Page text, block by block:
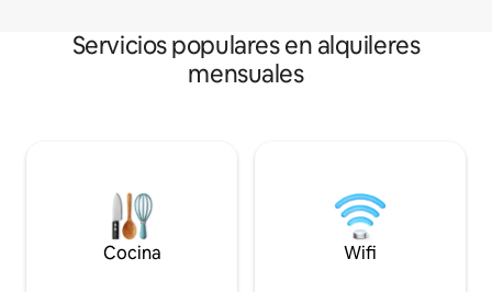
Servicios populares en alquileres
mensuales
Cocina Wifi